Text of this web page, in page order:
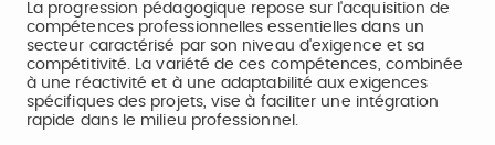
La progression pédagogique repose sur l'acquisition de
compétences professionnelles essentielles dans un
secteur caractérisé par son niveau d'exigence et sa
compétitivité. La variété de ces compétences, combinée
à une réactivité et à une adaptabilité aux exigences
spécifiques des projets, vise à faciliter une intégration
rapide dans le milieu professionnel.